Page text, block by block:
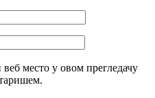
место у овом прегледачу